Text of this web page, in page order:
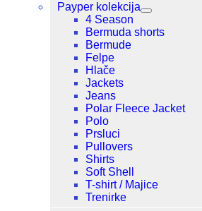
Payper kolekcija
4 Season
Bermuda shorts
Bermude
Felpe
Hlače
Jackets
Jeans
Polar Fleece Jacket
Polo
Prsluci
Pullovers
Shirts
Soft Shell
T-shirt / Majice
Trenirke